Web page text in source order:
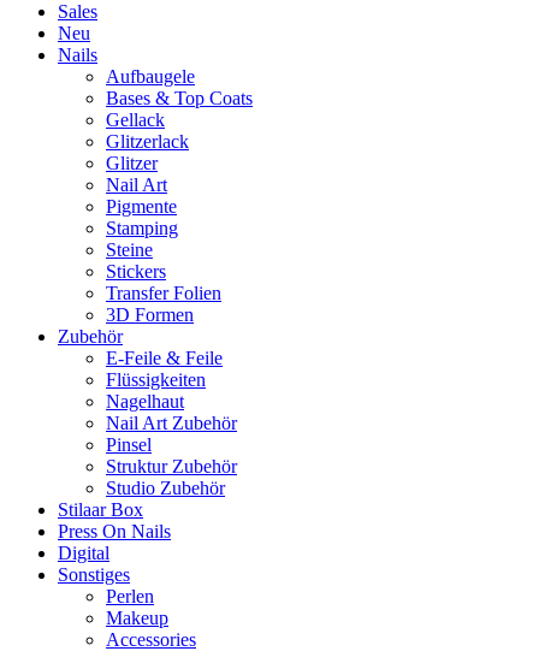
Sales
Neu
Nails
Aufbaugele
Bases & Top Coats
Gellack
Glitzerlack
Glitzer
Nail Art
Pigmente
Stamping
Steine
Stickers
Transfer Folien
3D Formen
Zubehör
E-Feile & Feile
Flüssigkeiten
Nagelhaut
Nail Art Zubehör
Pinsel
Struktur Zubehör
Studio Zubehör
Stilaar Box
Press On Nails
Digital
Sonstiges
Perlen
Makeup
Accessories